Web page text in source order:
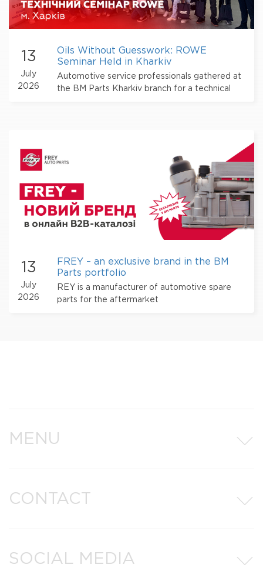
13
July
2026
Oils Without Guesswork: ROWE
Seminar Held in Kharkiv
Automotive service professionals gathered at
the BM Parts Kharkiv branch for a technical
13
July
2026
FREY – an exclusive brand in the BM
Parts portfolio
REY is a manufacturer of automotive spare
parts for the aftermarket
MENU
CONTACT
SOCIAL MEDIA